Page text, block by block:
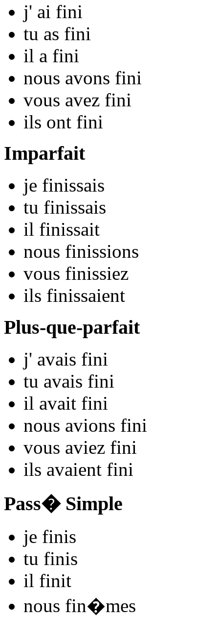
j' ai fini
tu as fini
il a fini
nous avons fini
vous avez fini
ils ont fini
Imparfait
je finissais
tu finissais
il finissait
nous finissions
vous finissiez
ils finissaient
Plus-que-parfait
j' avais fini
tu avais fini
il avait fini
nous avions fini
vous aviez fini
ils avaient fini
Pass� Simple
je finis
tu finis
il finit
nous fin�mes